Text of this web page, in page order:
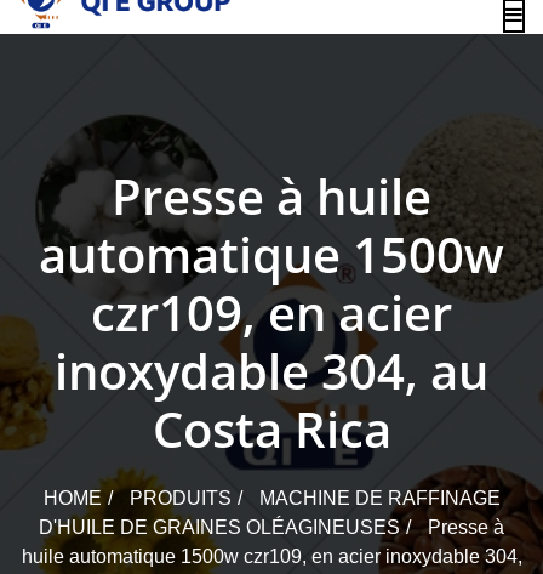
content
Presse à huile
automatique 1500w
czr109, en acier
inoxydable 304, au
Costa Rica
HOME PRODUITS
MACHINE DE RAFFINAGE
D'HUILE DE GRAINES OLÉAGINEUSES
Presse à
huile automatique 1500w czr109, en acier inoxydable 304,